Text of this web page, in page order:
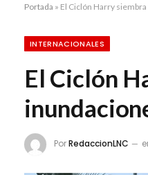
Portada » El Ciclón Harry
INTERNACIONALES
El Ciclón
PorRedaccionLNC